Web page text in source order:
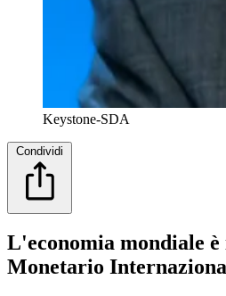
Keystone-SDA
Condividi
L'economia mondiale
Monetario